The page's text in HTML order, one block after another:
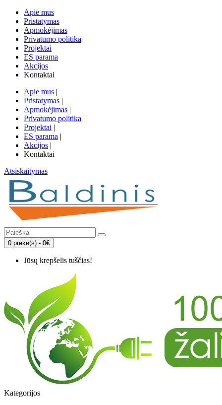
Apie mus
Pristatymas
Apmokėjimas
Privatumo politika
Projektai
ES parama
Akcijos
Kontaktai
Apie mus |
Pristatymas |
Apmokėjimas |
Privatumo politika |
Projektai |
ES parama |
Akcijos |
Kontaktai
Atsiskaitymas
0 prekė(s) - 0€
Jūsų krepšelis tuščias!
Kategorijos